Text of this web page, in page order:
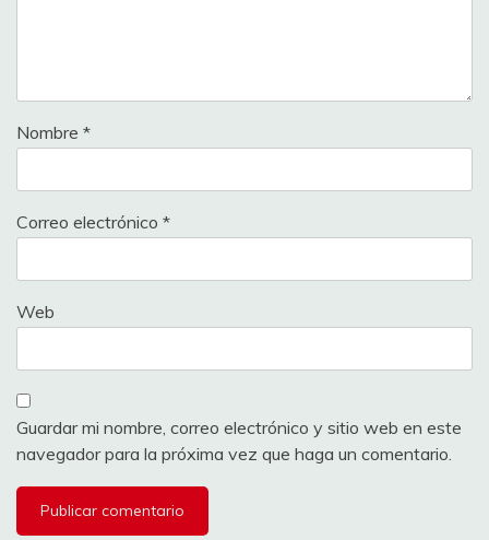
Nombre *
Correo electrónico *
Web
Guardar mi nombre, correo electrónico y sitio web en este
navegador para la próxima vez que haga un comentario.